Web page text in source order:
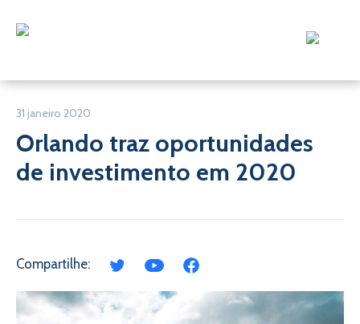
31 janeiro 2020
Orlando traz oportunidades
de investimento em 2020
Compartilhe: